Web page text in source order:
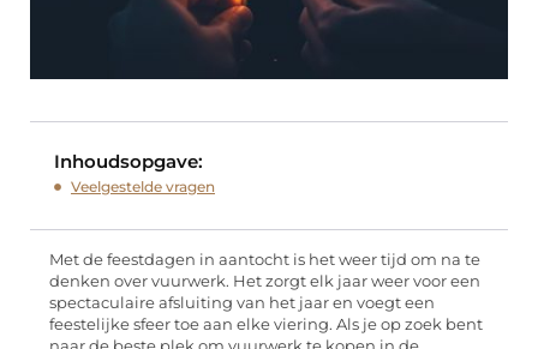
Inhoudsopgave:
Veelgestelde vragen
Met de feestdagen in aantocht is het weer tijd om na te
denken over vuurwerk. Het zorgt elk jaar weer voor een
spectaculaire afsluiting van het jaar en voegt een
feestelijke sfeer toe aan elke viering. Als je op zoek bent